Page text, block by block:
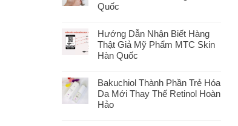
Quốc
Hướng Dẫn Nhận Biết Hàng
Thật Giả Mỹ Phẩm MTC Skin
Hàn Quốc
Bakuchiol Thành Phần Trẻ Hóa
Da Mới Thay Thế Retinol Hoàn
Hảo